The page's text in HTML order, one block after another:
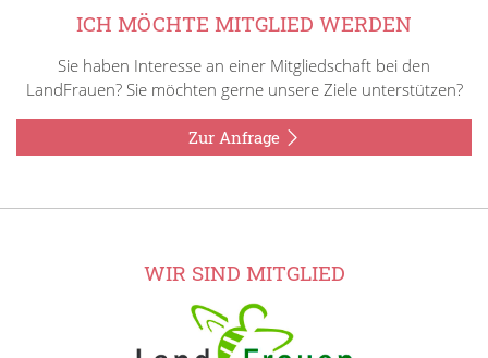
ICH MÖCHTE MITGLIED WERDEN
Sie haben Interesse an einer Mitgliedschaft bei den
LandFrauen? Sie möchten gerne unsere Ziele unterstützen?
Zur Anfrage
WIR SIND MITGLIED